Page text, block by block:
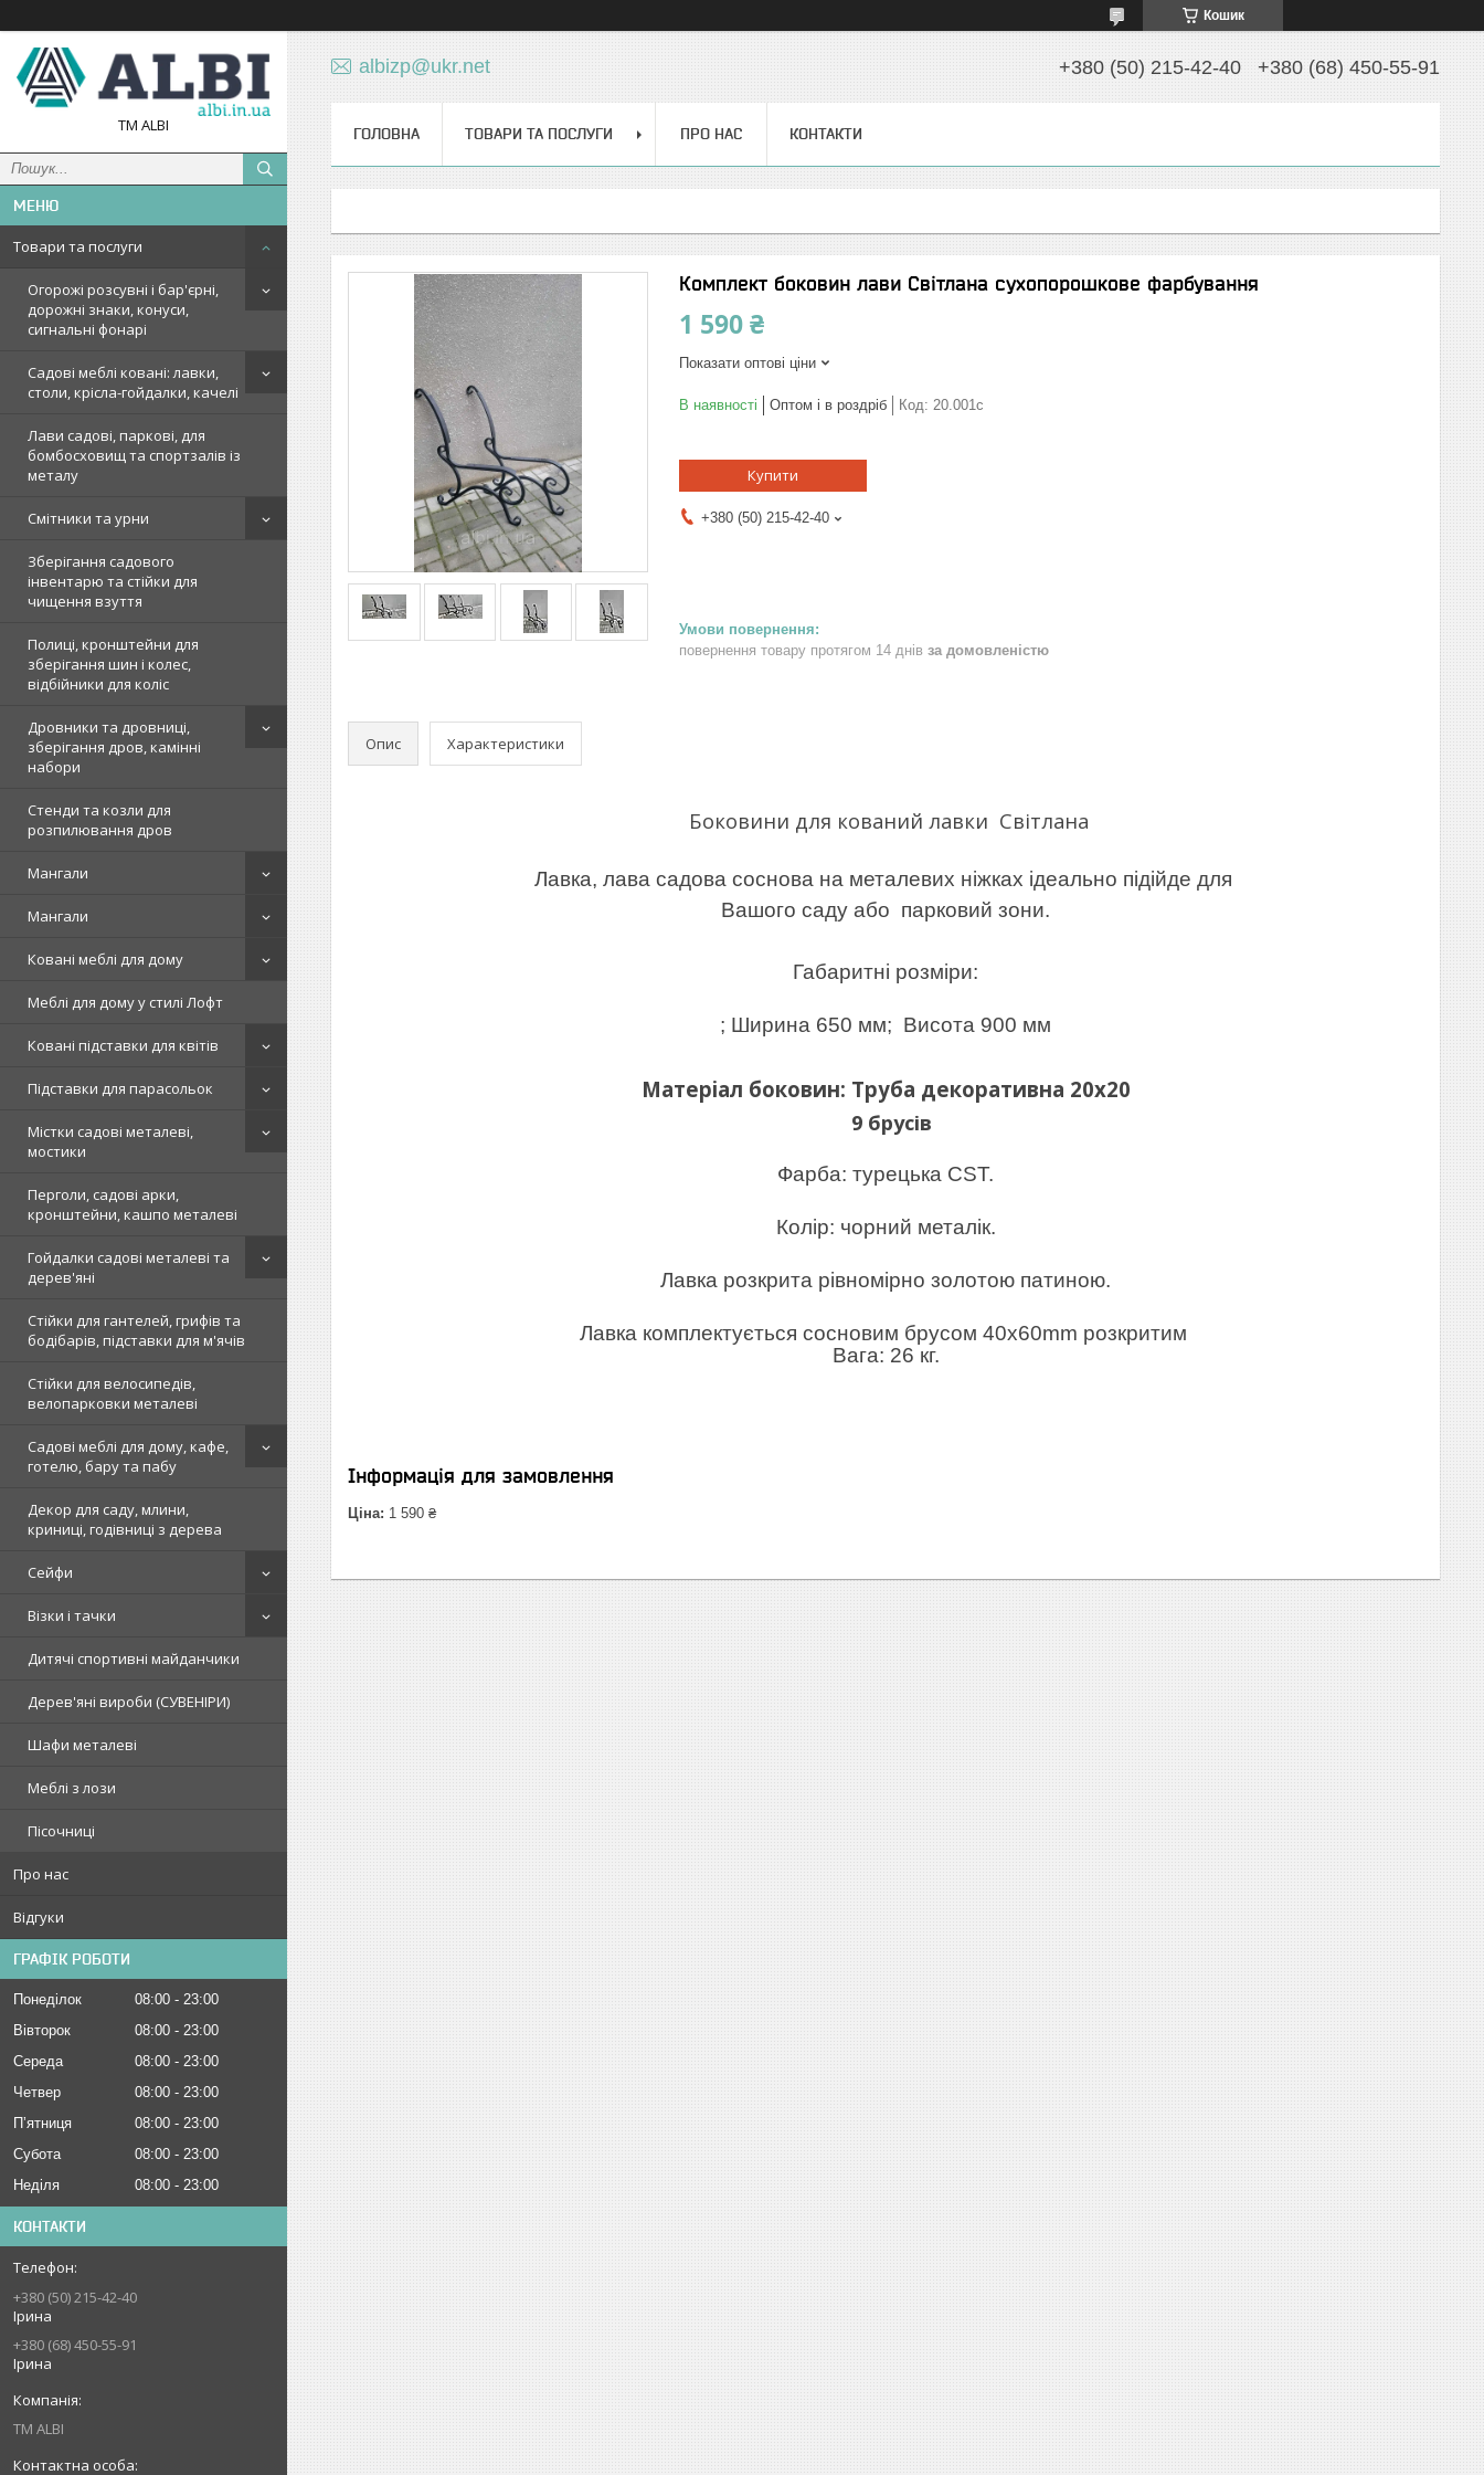
Кошик
TM ALBI
Товари та послуги
Огорожі розсувні і бар'єрні,
дорожні знаки, конуси,
сигнальні фонарі
Садові меблі ковані: лавки,
столи, крісла-гойдалки, качелі
Лави садові, паркові, для
бомбосховищ та спортзалів із
металу
Смітники та урни
Зберігання садового
інвентарю та стійки для
чищення взуття
Полиці, кронштейни для
зберігання шин і колес,
відбійники для коліс
Дровники та дровниці,
зберігання дров, камінні
набори
Стенди та козли для
розпилювання дров
Мангали
Мангали
Ковані меблі для дому
Меблі для дому у стилі Лофт
Ковані підставки для квітів
Підставки для парасольок
Містки садові металеві,
мостики
Перголи, садові арки,
кронштейни, кашпо металеві
Гойдалки садові металеві та
дерев'яні
Стійки для гантелей, грифів та
бодібарів, підставки для м'ячів
Стійки для велосипедів,
велопарковки металеві
Садові меблі для дому, кафе,
готелю, бару та пабу
Декор для саду, млини,
криниці, годівниці з дерева
Сейфи
Візки і тачки
Дитячі спортивні майданчики
Дерев'яні вироби (СУВЕНІРИ)
Шафи металеві
Меблі з лози
Пісочниці
Про нас
Відгуки
ГРАФІК РОБОТИ
Понеділок 08:00
23:00
Вівторок
08:00
23:00
Середа
08:00
23:00
Четвер
08:00
23:00
Пʼятниця
08:00
23:00
Субота
08:00
23:00
Неділя
08:00 23:00
КОНТАКТИ
+380 (50) 215-42-40
Ірина
+380 (68) 450-55-91
Ірина
ТМ ALBI
albizp@ukr.net +380 (50) 215-42-40 +380 (68) 450-55-91
ГОЛОВНА ТОВАРИ ТА ПОСЛУГИ ПРО НАС КОНТАКТИ
Комплект боковин лави Світлана сухопорошкове фарбування
1 590 ₴
Показати оптові ціни
В наявності Оптом і в роздріб Код: 20.001с
Купити
+380 (50) 215-42-40
повернення товару протягом 14 днів за домовленістю
Опис Характеристики
Боковини для кований лавки Світлана
Лавка, лава садова соснова на металевих ніжках ідеально підійде для
Вашого саду або парковий зони.
Габаритні розміри:
; Ширина 650 мм; Висота 900 мм
Матеріал боковин: Труба декоративна 20х20
9 брусів
Фарба: турецька CST.
Колір: чорний металік.
Лавка розкрита рівномірно золотою патиною.
Лавка комплектується сосновим брусом 40х60mm розкритим
Вага: 26 кг.
Інформація для замовлення
Ціна: 1 590 ₴